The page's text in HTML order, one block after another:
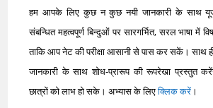
हम आपके लिए कुछ न कुछ नयी जानकारी के साथ
संबन्धित महत्वपूर्ण बिन्दुओं पर सारगर्भित, सरल भाषा में
ताकि आप नेट की परीक्षा आसानी से पास कर सकें। साथ
जानकारी के साथ शोध-प्रारूप की रूपरेखा प्रस्तुत
छात्रों को लाभ हो सके। अभ्यास के लिएक्लिक करें ।